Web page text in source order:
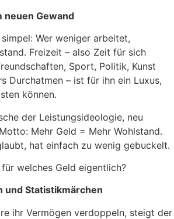
neuen Gewand
Wer weniger arbeitet,
Freizeit – also Zeit für sich
Sport, Politik, Kunst
Durchatmen – ist für ihn ein Luxus,
können.
der Leistungsideologie, neu
Mehr Geld = Mehr Wohlstand.
hat einfach zu wenig gebuckelt.
welches Geld eigentlich?
und Statistikmärchen
ihr Vermögen verdoppeln, steigt der